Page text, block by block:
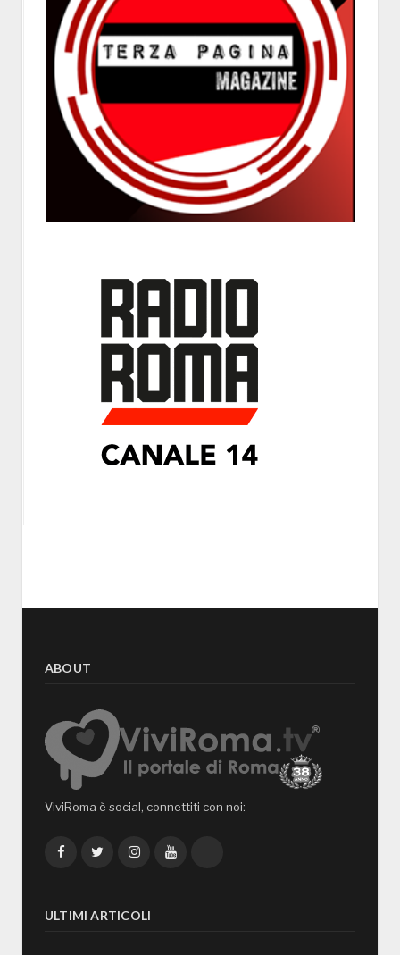
ABOUT
ViviRoma è social, connettiti con noi:
FacebookTwitterInstagramYouTube
ULTIMI ARTICOLI